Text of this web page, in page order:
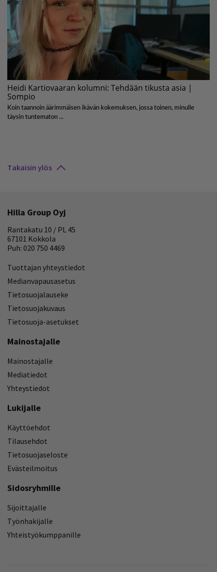
Takaisin ylös
Hilla Group Oyj
Rantakatu 10 / PL 45
67101 Kokkola
Puh: 020 750 4469
Tuottajan yhteystiedot
Medianvapausasetus
Tietosuojalauseke
Tietosuojakuvaus
Tietosuoja-asetukset
Mainostajalle
Mainostajalle
Mediatiedot
Yhteystiedot
Lukijalle
Käyttöehdot
Tilausehdot
Tietosuojaseloste
Evästeilmoitus
Sidosryhmille
Sijoittajalle
Työnhakijalle
Yhteistyökumppanille